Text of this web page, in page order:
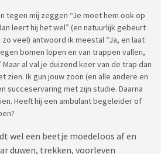
tegen mij zeggen “Je moet hem ook op
leert hij het wel” (en natuurlijk gebeurt
veel) antwoord ik meestal “Ja, en laat
bomen lopen en van trappen vallen,
al val je duizend keer van de trap dan
zien. Ik gun jouw zoon (en alle andere en
succeservaring met zijn studie. Daarna
Heeft hij een ambulant begeleider of
wel een beetje moedeloos af en
duwen, trekken, voorleven